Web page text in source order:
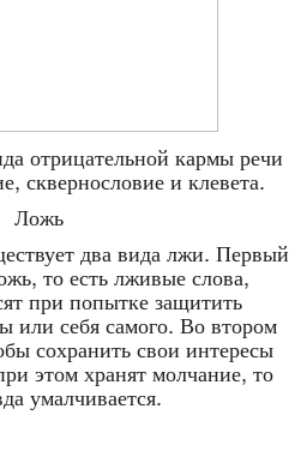
отрицательной кармы речи
сквернословие и клевета.
Ложь
два вида лжи. Первый
то есть лживые слова,
при попытке защитить
или себя самого. Во втором
сохранить свои интересы
этом хранят молчание, то
умалчивается.